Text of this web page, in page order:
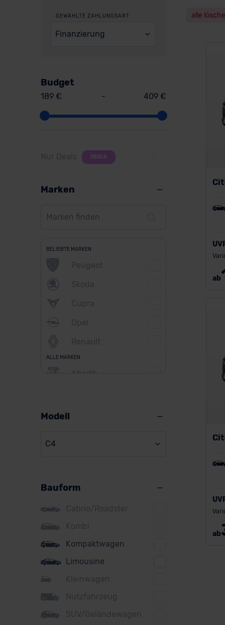
GEWÄHLTE ZAHLUNGSART
Finanzierung
Budget
189 € - 409 €
Nur Deals DEALS
Marken
BELIEBTE MARKEN
Peugeot
Skoda
Cupra
Opel
Renault
ALLE MARKEN
Abarth
Citroen
Cupra
DS
Dacia
Fiat
Ford
Honda
Modell
C4
Bauform
Cabrio/Roadster
Kombi
Kompaktwagen
Limousine
Kleinwagen
Nutzfahrzeug
SUV/Geländewagen
alle
ab
ab